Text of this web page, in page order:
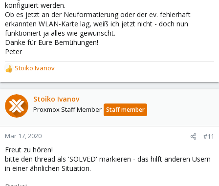
konfiguiert werden.
Ob es jetzt an der Neuformatierung oder der ev. fehlerhaft
erkannten WLAN-Karte lag, weiß ich jetzt nicht - doch nun
funktioniert ja alles wie gewünscht.
Danke für Eure Bemühungen!
Peter
R
e
a
c
t
o
n
:
Stoiko Ivanov
Stoiko Ivanov
Proxmox Staff Member Staff member
Mar 17, 2020 #11
Freut zu hören!
bitte den thread als 'SOLVED' markieren - das hilft anderen Usern
in einer ähnlichen Situation.